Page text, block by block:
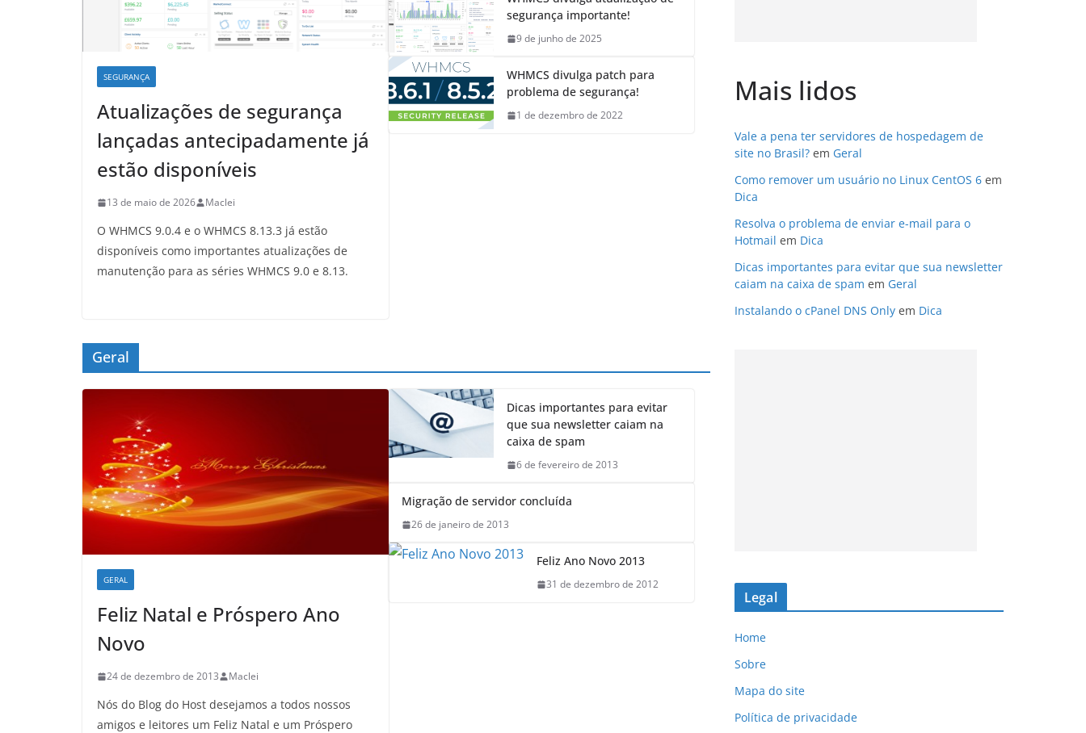
SEGURANÇA
Atualizações de segurança
lançadas antecipadamente já
estão disponíveis
13 de maio de 2026 Maclei
O WHMCS 9.0.4 e o WHMCS 8.13.3 já estão
disponíveis como importantes atualizações de
manutenção para as séries WHMCS 9.0 e 8.13.
segurança importante!
9 de junho de 2025
WHMCS divulga patch para
problema de segurança!
1 de dezembro de 2022
Geral
GERAL
Feliz Natal e Próspero Ano
Novo
24 de dezembro de 2013 Maclei
Nós do Blog do Host desejamos a todos nossos
amigos e leitores um Feliz Natal e um Próspero
Dicas importantes para evitar
que sua newsletter caiam na
caixa de spam
6 de fevereiro de 2013
Migração de servidor concluída
26 de janeiro de 2013
Feliz Ano Novo 2013
31 de dezembro de 2012
Mais lidos
Vale a pena ter servidores de hospedagem de
site no Brasil? em Geral
Como remover um usuário no Linux CentOS 6 em
Dica
Resolva o problema de enviar e-mail para o
Hotmail em Dica
Dicas importantes para evitar que sua newsletter
caiam na caixa de spam em Geral
Instalando o cPanel DNS Only em Dica
Legal
Home
Sobre
Mapa do site
Política de privacidade